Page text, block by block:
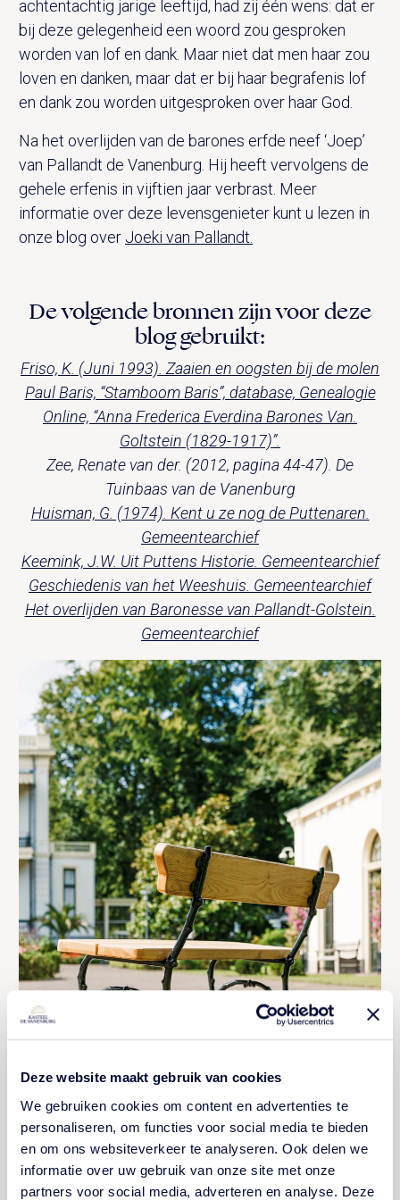
Deze website maakt gebruik van cookies
We gebruiken cookies om content en advertenties te
personaliseren, om functies voor social media te bieden
en om ons websiteverkeer te analyseren. Ook delen we
informatie over uw gebruik van onze site met onze
partners voor social media, adverteren en analyse. Deze
achtentachtig jarige leeftijd, had zij één wens: dat er
bij deze gelegenheid een woord zou gesproken
worden van lof en dank. Maar niet dat men haar zou
loven en danken, maar dat er bij haar begrafenis lof
en dank zou worden uitgesproken over haar God.
Na het overlijden van de barones erfde neef ‘Joep’
van Pallandt de Vanenburg. Hij heeft vervolgens de
gehele erfenis in vijftien jaar verbrast. Meer
informatie over deze levensgenieter kunt u lezen in
onze blog over Joeki van Pallandt.
De volgende bronnen zijn voor deze
blog gebruikt:
Friso, K. (Juni 1993). Zaaien en oogsten bij de molen
Paul Baris, “Stamboom Baris”, database, Genealogie
Online, “Anna Frederica Everdina Barones Van.
Goltstein (1829-1917)”.
Zee, Renate van der. (2012, pagina 44-47). De
Tuinbaas van de Vanenburg
Huisman, G. (1974). Kent u ze nog de Puttenaren.
Gemeentearchief
Keemink, J.W. Uit Puttens Historie. Gemeentearchief
Geschiedenis van het Weeshuis. Gemeentearchief
Het overlijden van Baronesse van Pallandt-Golstein.
Gemeentearchief
De historie beleven?
Ontdek op ons landgoed de tien